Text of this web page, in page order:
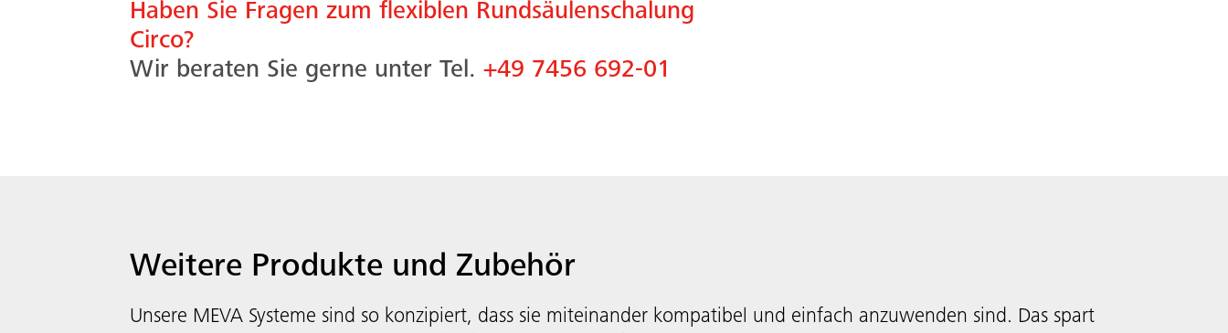
Haben Sie Fragen zum flexiblen Rundsäulenschalung
Circo?
Wir beraten Sie gerne unter Tel. +49 7456 692-01
Weitere Produkte und Zubehör
Unsere MEVA Systeme sind so konzipiert, dass sie miteinander kompatibel und einfach anzuwenden sind. Das spart